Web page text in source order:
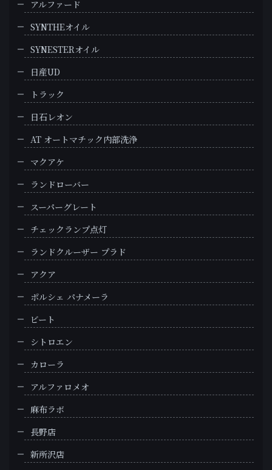
アルファード
SYNTHEオイル
SYNESTERオイル
日産UD
トラック
日石レオン
AT オートマチック内部洗浄
マクアケ
ランドローバー
スーパーグレート
チェックランプ点灯
ランドクルーザー プラド
アクア
ポルシェ パナメーラ
ビート
シトロエン
カローラ
アルファロメオ
麻布ラボ
長野店
新所沢店